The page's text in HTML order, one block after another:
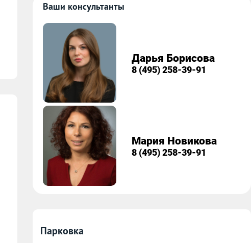
Ваши консультанты
Дарья Борисова
8 (495) 258-39-91
Мария Новикова
8 (495) 258-39-91
Парковка